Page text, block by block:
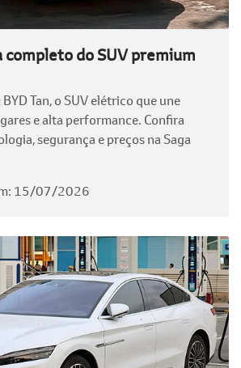
completo do SUV premium
Tan, o SUV elétrico que une
e alta performance. Confira
segurança e preços na Saga
15/07/2026